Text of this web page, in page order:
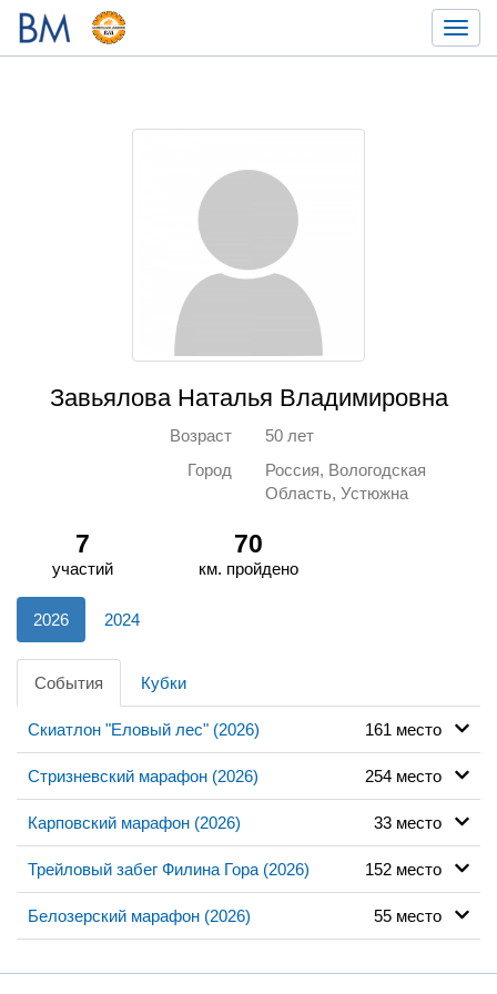
Завьялова Наталья Владимировна
Возраст
50 лет
Город
Россия, Вологодская
Область, Устюжна
7
участий
70
км. пройдено
2026 2024
События Кубки
Скиатлон "Еловый лес" (2026) 161 место
Стризневский марафон (2026) 254 место
Карповский марафон (2026) 33 место
Трейловый забег Филина Гора (2026) 152 место
Белозерский марафон (2026) 55 место